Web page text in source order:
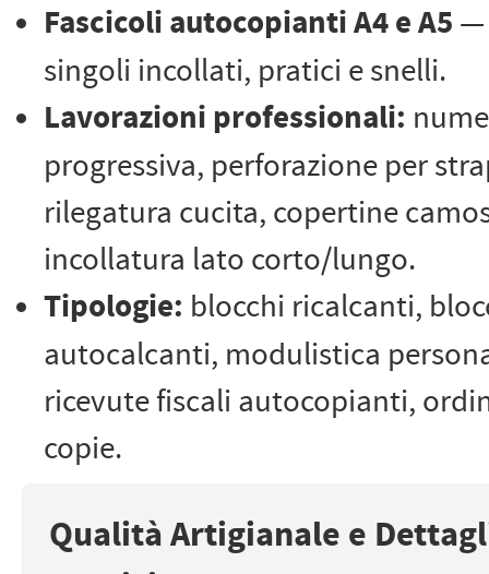
Fascicoli autocopianti A4 e A5 —
singoli incollati, pratici e snelli.
Lavorazioni professionali:
progressiva, perforazione per
rilegatura cucita, copertine
incollatura lato corto/lungo.
Tipologie: blocchi ricalcanti,
autocalcanti, modulistica
ricevute fiscali autocopianti,
copie.
Qualità Artigianale e